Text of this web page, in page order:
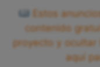
Estos
contenido
proyecto y ocultar
aquí